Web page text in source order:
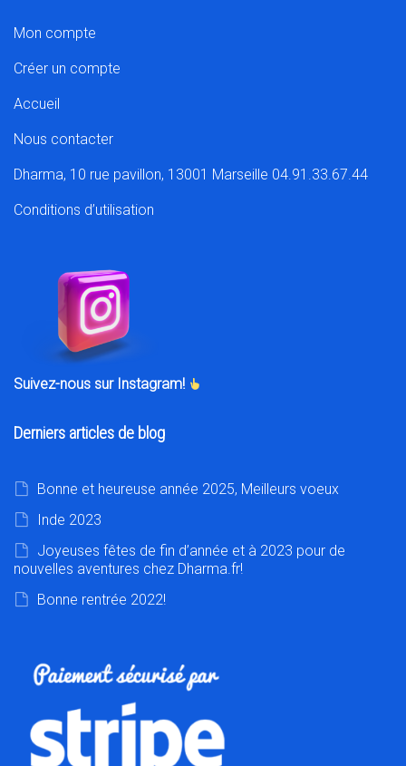
Mon compte
Créer un compte
Accueil
Nous contacter
Dharma, 10 rue pavillon, 13001 Marseille 04.91.33.67.44
Conditions d’utilisation
Suivez-nous sur Instagram!
Derniers articles de blog
Bonne et heureuse année 2025, Meilleurs voeux
Inde 2023
Joyeuses fêtes de fin d’année et à 2023 pour de
nouvelles aventures chez Dharma.fr!
Bonne rentrée 2022!